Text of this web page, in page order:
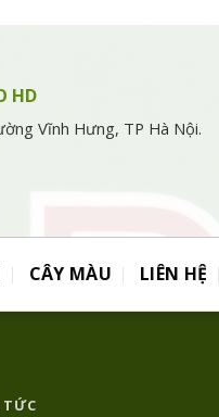
HD
Vĩnh Hưng, TP Hà Nội.
CÂY MÀU LIÊN HỆ
TỨC